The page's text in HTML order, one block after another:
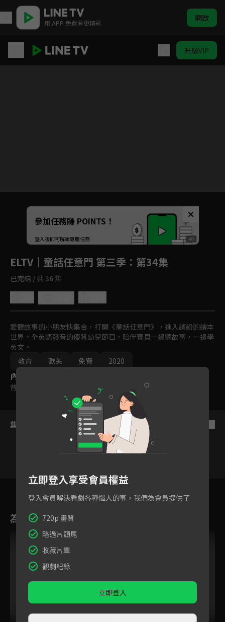
用 APP 免費看更精彩 開啟
升級VIP
Unmute
如有不便請見諒
參加任務賺 POINTS！
登入後即可解鎖專屬任務
ELTV｜童話任意門 第三季 ：第34集
已完結 / 共 36 集
愛聽故事的小朋友快集合，打開《童話任意門》，進入繽紛的繪本
世界。全英語發音的優質幼兒節目，陪伴寶貝一邊聽故事，一邊學
英文。
教育
歐美 免費 2020
內容標籤
普遍級
集數列表
31 32 33
為您推薦
立即登入享受會員權益
登入會員解決看劇各種惱人的事，我們為會員提供了
720p 畫質
略過片頭尾
收藏片單
觀劇紀錄
立即登入